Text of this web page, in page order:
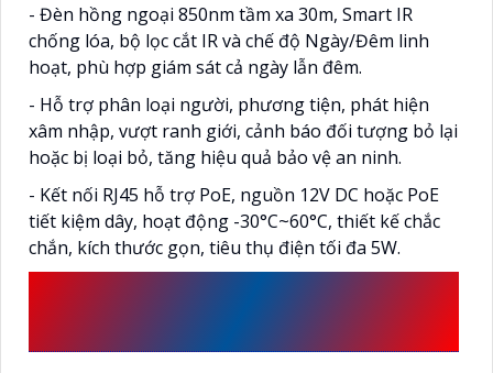
- Đèn hồng ngoại 850nm tầm xa 30m, Smart IR
chống lóa, bộ lọc cắt IR và chế độ Ngày/Đêm linh
hoạt, phù hợp giám sát cả ngày lẫn đêm.
- Hỗ trợ phân loại người, phương tiện, phát hiện
xâm nhập, vượt ranh giới, cảnh báo đối tượng bỏ lại
hoặc bị loại bỏ, tăng hiệu quả bảo vệ an ninh.
- Kết nối RJ45 hỗ trợ PoE, nguồn 12V DC hoặc PoE
tiết kiệm dây, hoạt động -30°C~60°C, thiết kế chắc
chắn, kích thước gọn, tiêu thụ điện tối đa 5W.